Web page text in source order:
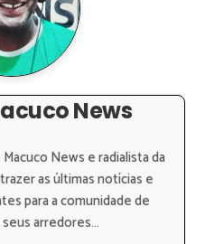
News
News e radialista da
as últimas notícias e
para a comunidade de
arredores...